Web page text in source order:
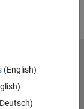
(English)
Contacts locaux